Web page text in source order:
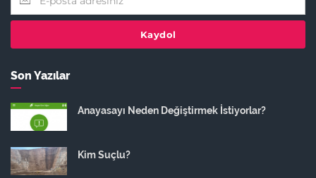
Kaydol
Son Yazılar
Anayasayı Neden Değiştirmek İstiyorlar?
Kim Suçlu?